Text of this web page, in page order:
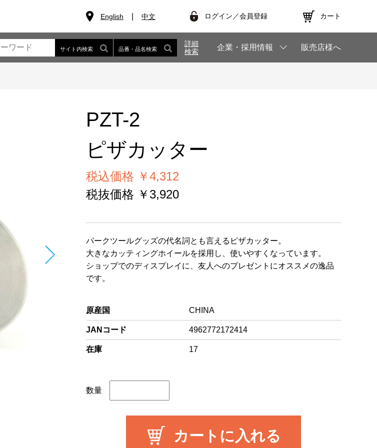
English 中文 ログイン／会員登録 カート
サイト内検索 品番・品名検索
詳細
検索
企業・採用情報 販売店様へ
PZT-2
ピザカッター
税込価格 ￥4,312
税抜価格 ￥3,920
パークツールグッズの代名詞とも言えるピザカッター。
大きなカッティングホイールを採用し、使いやすくなっています。
ショップでのディスプレイに、友人へのプレゼントにオススメの逸品
です。
原産国 CHINA
JANコード 4962772172414
在庫 17
数量
カートに入れる